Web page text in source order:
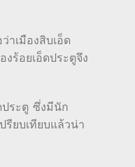
เมืองสิบเอ็ด
ร้อยเอ็ดประตูจึง
ระตู ซึ่งมีนัก
ยบเทียบแล้วน่า